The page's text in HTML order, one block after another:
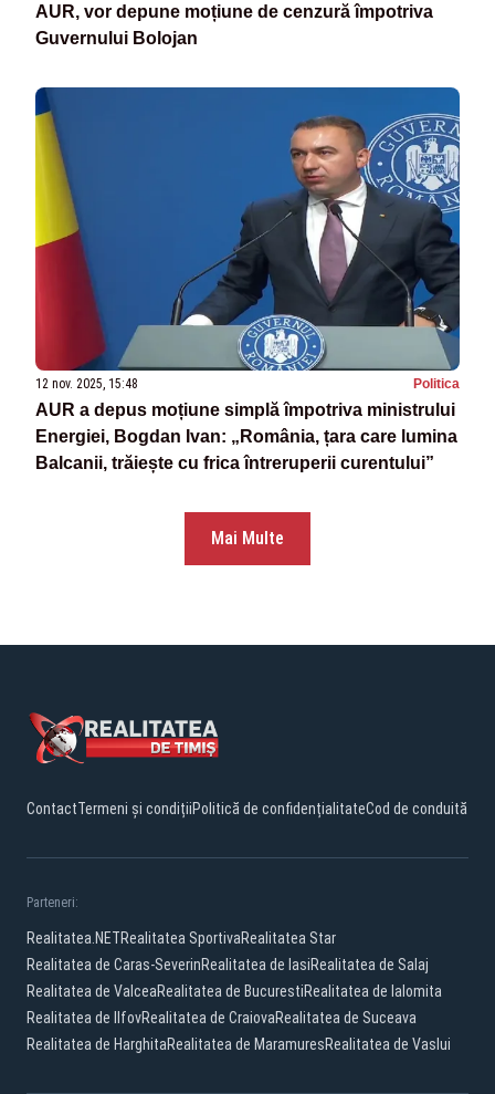
AUR, vor depune moțiune de cenzură împotriva
Guvernului Bolojan
12 nov. 2025, 15:48 Politica
AUR a depus moțiune simplă împotriva ministrului
Energiei, Bogdan Ivan: „România, țara care lumina
Balcanii, trăiește cu frica întreruperii curentului”
Mai Multe
ContactTermeni și condițiiPolitică de confidențialitateCod de conduită
Parteneri:
Realitatea.NETRealitatea SportivaRealitatea Star
Realitatea de Caras-SeverinRealitatea de IasiRealitatea de Salaj
Realitatea de ValceaRealitatea de BucurestiRealitatea de Ialomita
Realitatea de IlfovRealitatea de CraiovaRealitatea de Suceava
Realitatea de HarghitaRealitatea de MaramuresRealitatea de Vaslui